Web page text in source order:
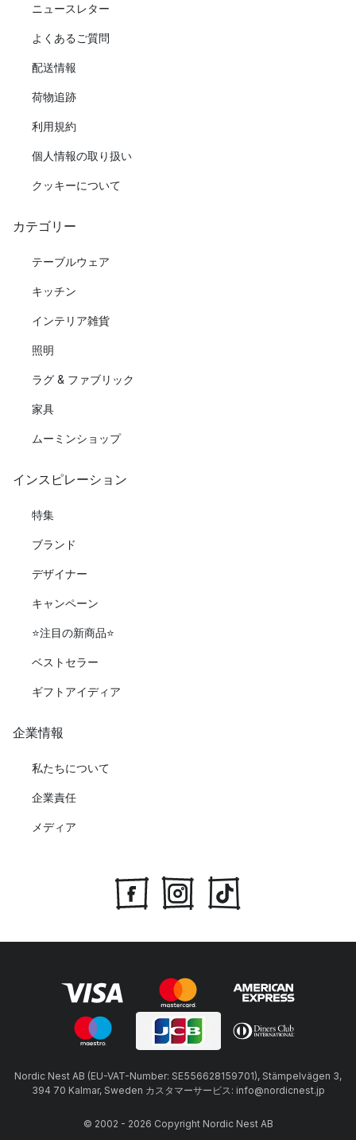
ニュースレター
よくあるご質問
配送情報
荷物追跡
利用規約
個人情報の取り扱い
クッキーについて
カテゴリー
テーブルウェア
キッチン
インテリア雑貨
照明
ラグ & ファブリック
家具
ムーミンショップ
インスピレーション
特集
ブランド
デザイナー
キャンペーン
⭐️注目の新商品⭐️
ベストセラー
ギフトアイディア
企業情報
私たちについて
企業責任
メディア
Nordic Nest AB (EU-VAT-Number: SE556628159701), Stämpelvägen 3,
394 70 Kalmar, Sweden カスタマーサービス: info@nordicnest.jp
© 2002 - 2026 Copyright Nordic Nest AB